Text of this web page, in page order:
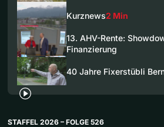
Kurznews2 Min
13. AHV-Rente:
Finanzierung
40 Jahre Fixerstübli
STAFFEL 2026 – FOLGE 526